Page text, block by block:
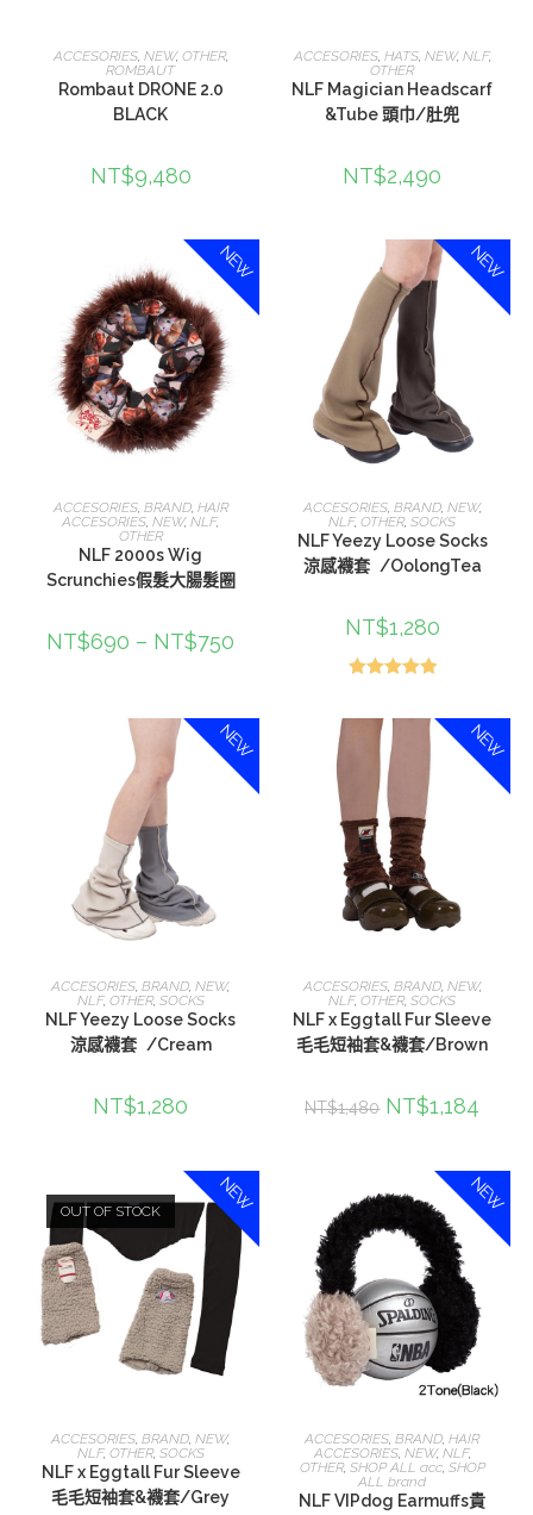
選擇規格
ACCESORIES, NEW, OTHER,
ROMBAUT
Rombaut DRONE 2.0
BLACK
NT$9,480
選擇規格
ACCESORIES, HATS, NEW, NLF,
OTHER
NLF Magician Headscarf
&Tube 頭巾/肚兜
NT$2,490
NEW
選擇規格
ACCESORIES, BRAND, HAIR
ACCESORIES,NEW,NLF,
OTHER
NLF 2000s Wig
Scrunchies假髮大腸髮圈
NT$690 – NT$750
NEW
選擇規格
ACCESORIES, BRAND, NEW,
NLF,OTHER,SOCKS
NLF Yeezy Loose Socks
涼感襪套 /OolongTea
NT$1,280
滿分 5
NEW
選擇規格
ACCESORIES,BRAND,NEW,
NLF, OTHER, SOCKS
NLF Yeezy Loose Socks
涼感襪套 /Cream
NT$1,280
NEW
選擇規格
ACCESORIES, BRAND, NEW,
NLF,OTHER,SOCKS
NLF x Eggtall Fur Sleeve
毛毛短袖套&襪套/Brown
NT$1,480 NT$1,184
NEW
OUT OF STOCK
選擇規格
ACCESORIES,BRAND,NEW,
NLF, OTHER, SOCKS
NLF x Eggtall Fur Sleeve
毛毛短袖套&襪套/Grey
NEW
選擇規格
ACCESORIES,BRAND,HAIR
ACCESORIES, NEW, NLF,
OTHER, SHOP ALL acc, SHOP
ALL brand
NLF VIPdog Earmuffs貴